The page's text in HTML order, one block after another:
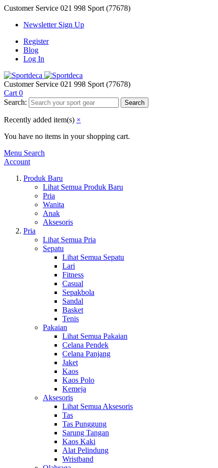
Customer Service 021 998 Sport (77678)
Newsletter Sign Up
Register
Blog
Log In
Customer Service 021 998 Sport (77678)
Cart 0
Search:
Search
Recently added item(s) ×
You have no items in your shopping cart.
Menu Search
Account
Produk Baru
Lihat Semua Produk Baru
Pria
Wanita
Anak
Aksesoris
Pria
Lihat Semua Pria
Sepatu
Lihat Semua Sepatu
Lari
Fitness
Casual
Sepakbola
Sandal
Basket
Tenis
Pakaian
Lihat Semua Pakaian
Celana Pendek
Celana Panjang
Jaket
Kaos
Kaos Polo
Kemeja
Aksesoris
Lihat Semua Aksesoris
Tas
Tas Punggung
Sarung Tangan
Kaos Kaki
Alat Pelindung
Wristband